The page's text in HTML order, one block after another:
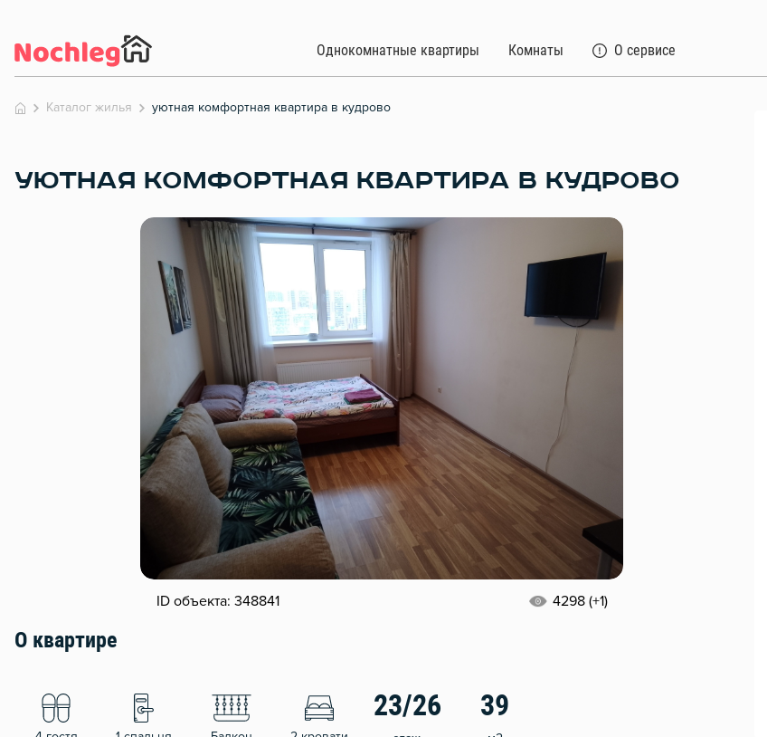
Однокомнатные квартиры Комнаты О сервисе
Каталог жилья уютная комфортная квартира в кудрово
УЮТНАЯ КОМФОРТНАЯ КВАРТИРА В КУДРОВО
ID объекта: 348841 4298 (+1)
О квартире
23/26 39